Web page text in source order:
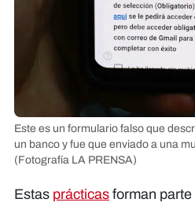
Este es un formulario falso que
un banco y fue que enviado a una
(Fotografía LA PRENSA)
Estas prácticas forman